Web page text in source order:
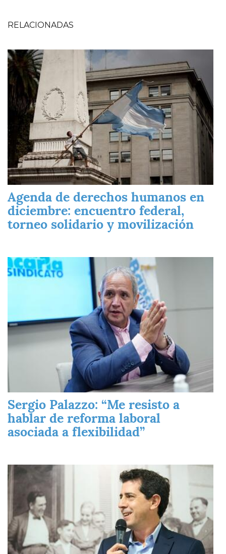
RELACIONADAS
Imagen
Agenda de derechos humanos en
diciembre: encuentro federal,
torneo solidario y movilización
Imagen
Sergio Palazzo: “Me resisto a
hablar de reforma laboral
asociada a flexibilidad”
Imagen